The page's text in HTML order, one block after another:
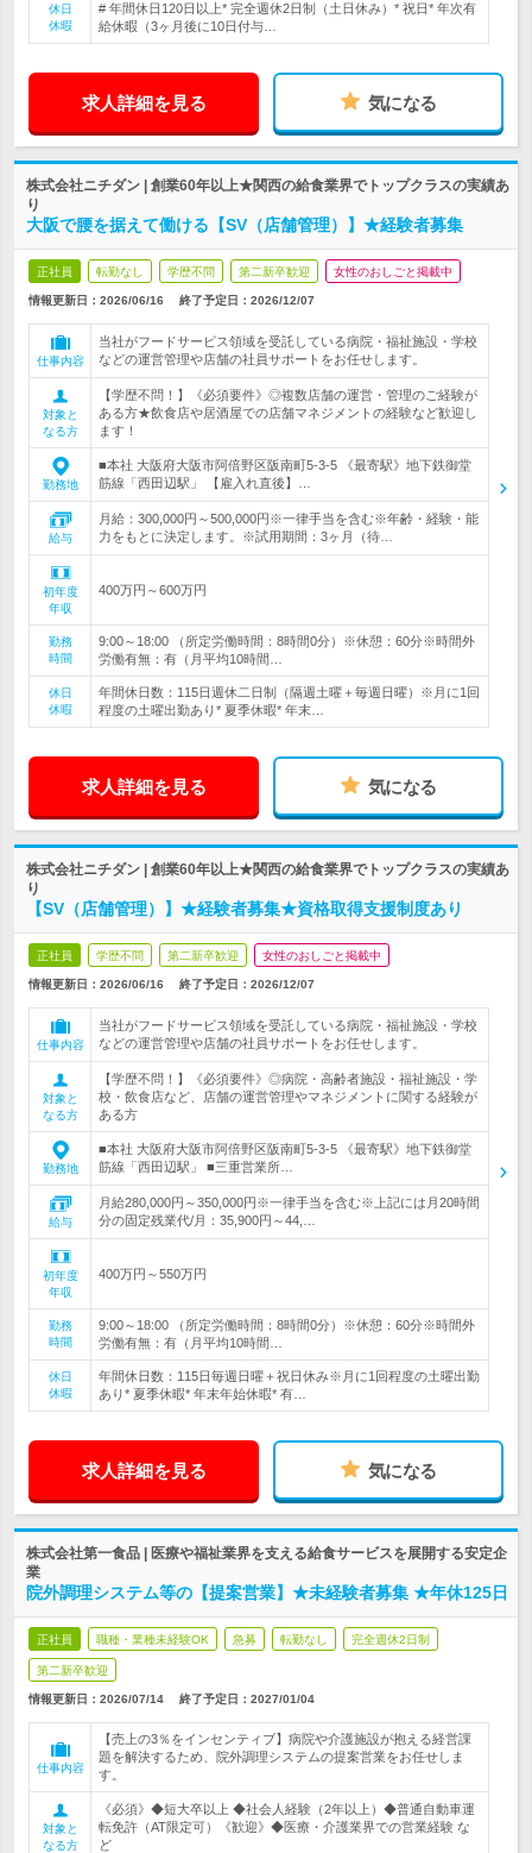
休日
休暇
# 年間休日120日以上* 完全週休2日制（土日休み）* 祝日* 年次有
給休暇（3ヶ月後に10日付与…
求人詳細を見る 気になる
株式会社ニチダン | 創業60年以上★関西の給食業界でトップクラスの実績あ
り
大阪で腰を据えて働ける【SV（店舗管理）】★経験者募集
正社員 転勤なし 学歴不問 第二新卒歓迎 女性のおしごと掲載中
情報更新日：2026/06/16 終了予定日： 2026/12/07
仕事内容
当社がフードサービス領域を受託している病院・福祉施設・学校
などの運営管理や店舗の社員サポートをお任せします。
対象と
なる方
【学歴不問！】《必須要件》◎複数店舗の運営・管理のご経験が
ある方★飲食店や居酒屋での店舗マネジメントの経験など歓迎し
ます！
勤務地
■本社 大阪府大阪市阿倍野区阪南町5-3-5 《最寄駅》地下鉄御堂
筋線「西田辺駅」 【雇入れ直後】…
給与
月給：300,000円～500,000円※一律手当を含む※年齢・経験・能
力をもとに決定します。※試用期間：3ヶ月（待…
初年度
年収
400万円～600万円
勤務
時間
9:00～18:00 （所定労働時間：8時間0分）※休憩：60分※時間外
労働有無：有（月平均10時間…
休日
休暇
年間休日数：115日週休二日制（隔週土曜＋毎週日曜）※月に1回
程度の土曜出勤あり* 夏季休暇* 年末…
求人詳細を見る 気になる
株式会社ニチダン | 創業60年以上★関西の給食業界でトップクラスの実績あ
り
【SV（店舗管理）】★経験者募集★資格取得支援制度あり
正社員 学歴不問 第二新卒歓迎 女性のおしごと掲載中
情報更新日：2026/06/16 終了予定日： 2026/12/07
仕事内容
当社がフードサービス領域を受託している病院・福祉施設・学校
などの運営管理や店舗の社員サポートをお任せします。
対象と
なる方
【学歴不問！】《必須要件》◎病院・高齢者施設・福祉施設・学
校・飲食店など、店舗の運営管理やマネジメントに関する経験が
ある方
勤務地
■本社 大阪府大阪市阿倍野区阪南町5-3-5 《最寄駅》地下鉄御堂
筋線「西田辺駅」 ■三重営業所…
給与
月給280,000円～350,000円※一律手当を含む※上記には月20時間
分の固定残業代/月：35,900円～44,…
初年度
年収
400万円～550万円
勤務
時間
9:00～18:00 （所定労働時間：8時間0分）※休憩：60分※時間外
労働有無：有（月平均10時間…
休日
休暇
年間休日数：115日毎週日曜＋祝日休み※月に1回程度の土曜出勤
あり* 夏季休暇* 年末年始休暇* 有…
求人詳細を見る 気になる
株式会社第一食品 | 医療や福祉業界を支える給食サービスを展開する安定企
業
院外調理システム等の【提案営業】★未経験者募集 ★年休125日
正社員 職種・業種未経験OK 急募 転勤なし 完全週休2日制
第二新卒歓迎
情報更新日：2026/07/14 終了予定日： 2027/01/04
仕事内容
【売上の3％をインセンティブ】病院や介護施設が抱える経営課
題を解決するため、院外調理システムの提案営業をお任せしま
す。
対象と
なる方
《必須》◆短大卒以上 ◆社会人経験（2年以上）◆普通自動車運
転免許（AT限定可）《歓迎》◆医療・介護業界での営業経験 な
ど